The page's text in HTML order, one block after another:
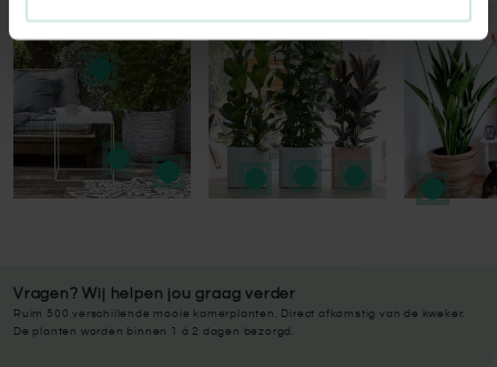
Vragen? Wij helpen jou graag verder
Ruim 500 verschillende mooie kamerplanten. Direct afkomstig van de kweker.
De planten worden binnen 1 à 2 dagen bezorgd.